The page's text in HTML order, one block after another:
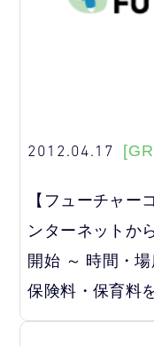
2012.04.17
【フューチャー
ンターネットか
開始 ～ 時間・
保険料・保育料